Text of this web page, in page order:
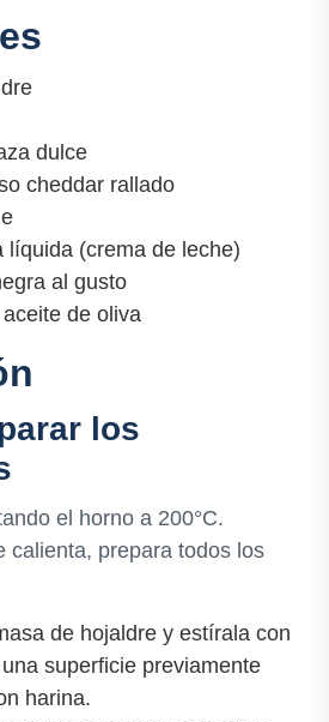
dulce
cheddar rallado
líquida (crema de leche)
al gusto
de oliva
los
el horno a 200°C.
calienta, prepara todos los
de hojaldre y estírala con
superficie previamente
harina.